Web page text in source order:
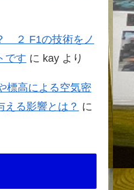
２ F1の技術をノ
です に kay より
標高による空気密
える影響とは？ に